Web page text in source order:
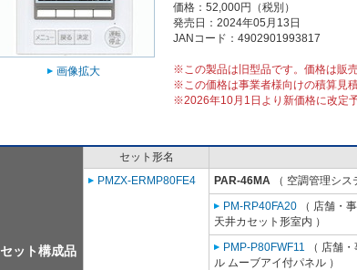
画像拡大
価格：52,000円（税別）
発売日：2024年05月13日
JANコード：4902901993817
※この製品は旧型品です。価格は販
※この価格は事業者様向けの積算見
※2026年10月1日より新価格に改定予
セット構成品
セット形名
PMZX-ERMP80FE4
PAR-46MA （ 空調管理シス
PM-RP40FA20 （ 店舗・
天井カセット形室内 ）
PMP-P80FWF11 （ 店舗
ル ムーブアイ付パネル ）